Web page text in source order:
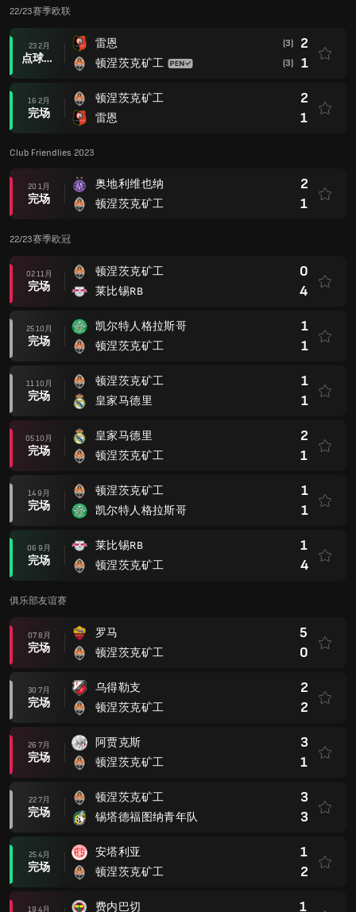
22/23赛季欧联
23 2月
点球大战后
雷恩
顿涅茨克矿工
(3) 2
(3) 1
16 2月
完场
顿涅茨克矿工
雷恩
2
1
Club Friendlies 2023
20 1月
完场
奥地利维也纳
顿涅茨克矿工
2
1
22/23赛季欧冠
02 11月
完场
顿涅茨克矿工
莱比锡RB
0
4
25 10月
完场
凯尔特人格拉斯哥
顿涅茨克矿工
1
1
11 10月
完场
顿涅茨克矿工
皇家马德里
1
1
05 10月
完场
皇家马德里
顿涅茨克矿工
2
1
14 9月
完场
顿涅茨克矿工
凯尔特人格拉斯哥
1
1
06 9月
完场
莱比锡RB
顿涅茨克矿工
1
4
俱乐部友谊赛
07 8月
完场
罗马
顿涅茨克矿工
5
0
30 7月
完场
乌得勒支
顿涅茨克矿工
2
2
26 7月
完场
阿贾克斯
顿涅茨克矿工
3
1
22 7月
完场
顿涅茨克矿工
锡塔德福图纳青年队
3
3
25 4月
完场
安塔利亚
顿涅茨克矿工
1
2
19 4月 费内巴切 1